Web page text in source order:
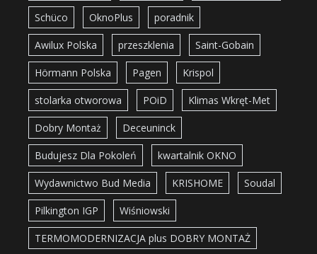
Schüco OknoPlus poradnik
Awilux Polska przeszklenia Saint-Gobain
Hörmann Polska Pagen Krispol
stolarka otworowa POiD Klimas Wkręt-Met
Dobry Montaż Deceuninck
Budujesz Dla Pokoleń kwartalnik OKNO
Wydawnictwo Bud Media KRISHOME Soudal
Pilkington IGP Wiśniowski
TERMOMODERNIZACJA plus DOBRY MONTAŻ